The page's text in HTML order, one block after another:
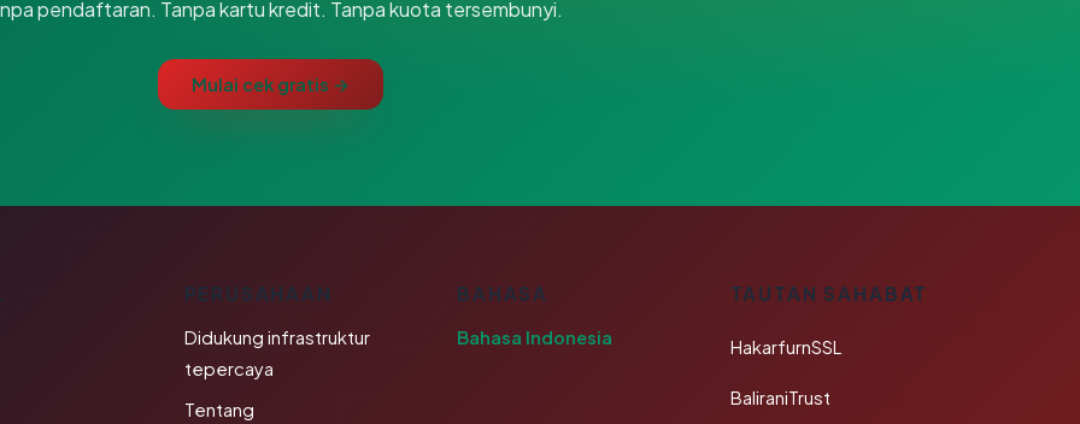
pendaftaran. Tanpa kartu kredit. Tanpa kuota tersembunyi.
Mulai cek gratis →
PERUSAHAAN
Didukung infrastruktur
tepercaya
Tentang
BAHASA
Bahasa Indonesia
TAUTAN SAHABAT
HakarfurnSSL
BaliraniTrust